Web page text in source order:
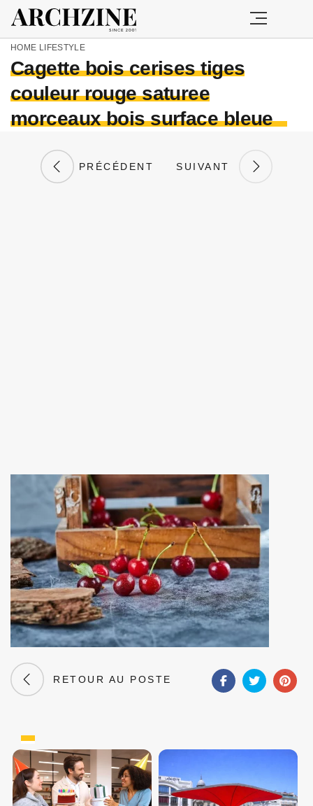
HOME LIFESTYLE
Cagette bois cerises tiges
couleur rouge saturee
morceaux bois surface bleue
PRÉCÉDENT SUIVANT
RETOUR AU POSTE